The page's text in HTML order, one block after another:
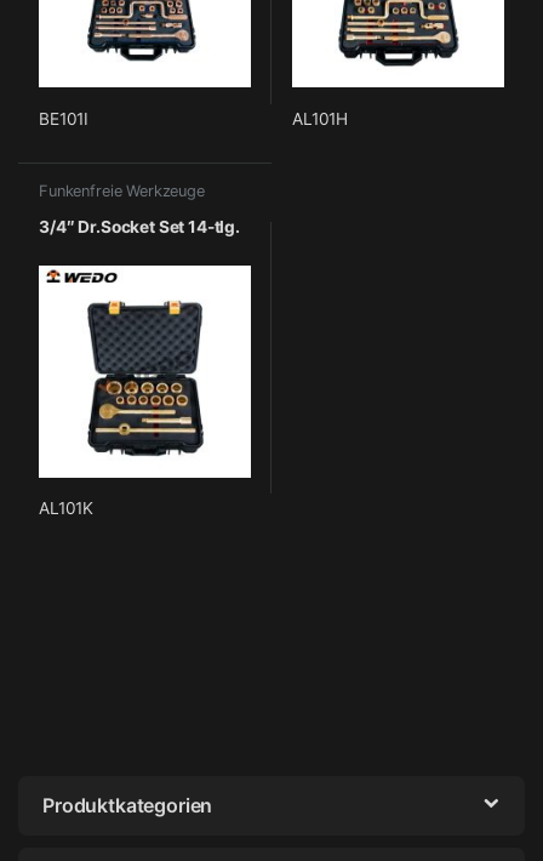
BE101I AL101H
Funkenfreie Werkzeuge
3/4″ Dr.Socket Set 14-tlg.
AL101K
Produktkategorien